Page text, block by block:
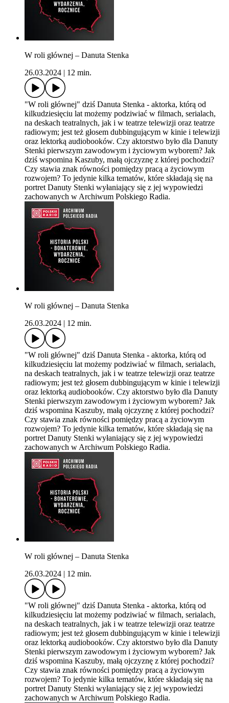
W roli głównej – Danuta Stenka
26.03.2024
12 min.
"W roli głównej" dziś Danuta Stenka - aktorka, którą od
kilkudziesięciu lat możemy podziwiać w filmach, serialach,
na deskach teatralnych, jak i w teatrze telewizji oraz teatrze
radiowym; jest też głosem dubbingującym w kinie i telewizji
oraz lektorką audiobooków. Czy aktorstwo było dla Danuty
Stenki pierwszym zawodowym i życiowym wyborem? Jak
dziś wspomina Kaszuby, małą ojczyznę z której pochodzi?
Czy stawia znak równości pomiędzy pracą a życiowym
rozwojem? To jedynie kilka tematów, które składają się na
portret Danuty Stenki wyłaniający się z jej wypowiedzi
zachowanych w Archiwum Polskiego Radia.
W roli głównej – Danuta Stenka
26.03.2024
12 min.
"W roli głównej" dziś Danuta Stenka - aktorka, którą od
kilkudziesięciu lat możemy podziwiać w filmach, serialach,
na deskach teatralnych, jak i w teatrze telewizji oraz teatrze
radiowym; jest też głosem dubbingującym w kinie i telewizji
oraz lektorką audiobooków. Czy aktorstwo było dla Danuty
Stenki pierwszym zawodowym i życiowym wyborem? Jak
dziś wspomina Kaszuby, małą ojczyznę z której pochodzi?
Czy stawia znak równości pomiędzy pracą a życiowym
rozwojem? To jedynie kilka tematów, które składają się na
portret Danuty Stenki wyłaniający się z jej wypowiedzi
zachowanych w Archiwum Polskiego Radia.
W roli głównej – Danuta Stenka
26.03.2024
12 min.
"W roli głównej" dziś Danuta Stenka - aktorka, którą od
kilkudziesięciu lat możemy podziwiać w filmach, serialach,
na deskach teatralnych, jak i w teatrze telewizji oraz teatrze
radiowym; jest też głosem dubbingującym w kinie i telewizji
oraz lektorką audiobooków. Czy aktorstwo było dla Danuty
Stenki pierwszym zawodowym i życiowym wyborem? Jak
dziś wspomina Kaszuby, małą ojczyznę z której pochodzi?
Czy stawia znak równości pomiędzy pracą a życiowym
rozwojem? To jedynie kilka tematów, które składają się na
portret Danuty Stenki wyłaniający się z jej wypowiedzi
zachowanych w Archiwum Polskiego Radia.